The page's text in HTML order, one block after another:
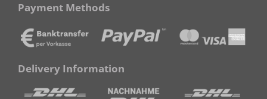
Payment Methods
Delivery Information